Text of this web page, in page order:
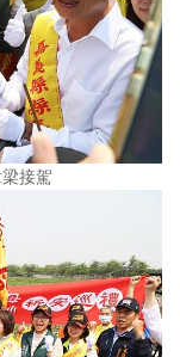
接駕